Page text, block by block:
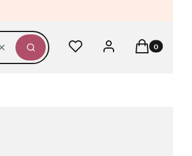
WyczyśćSzukaj
Ulubione Zaloguj sięProdukty w
Koszyk